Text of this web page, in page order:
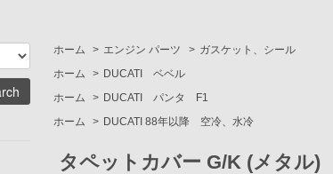
ホーム > エンジン パーツ > ガスケット、シール
ホーム
> DUCATI ベベル
ホーム
> DUCATI パンタ F1
ホーム
> DUCATI 88年以降 空冷、水冷
タペットカバー G/K (メタル)